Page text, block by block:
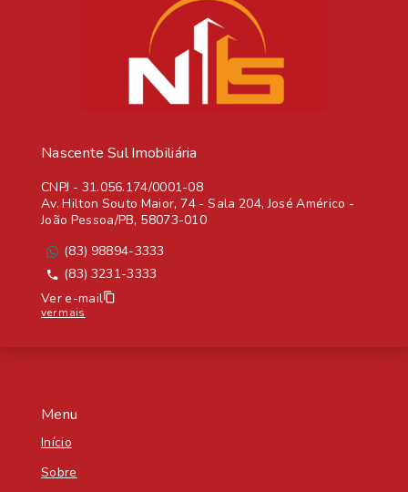
Menu
Início
Sobre
Nascente Sul Imobiliária
CNPJ - 31.056.174/0001-08
Av. Hilton Souto Maior, 74 - Sala 204, José Américo -
João Pessoa/PB, 58073-010
(83) 98894-3333
(83) 3231-3333
Ver e-mail
ver mais